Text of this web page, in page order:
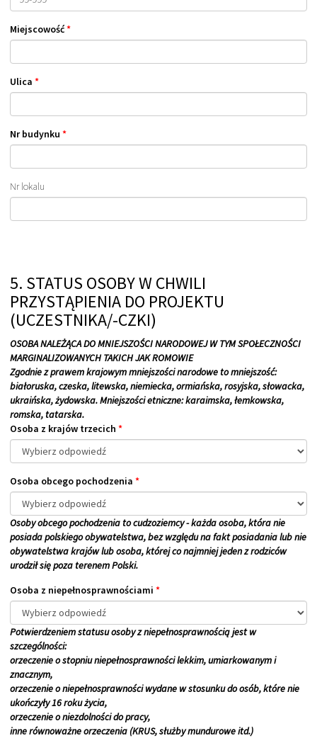
Miejscowość*
Ulica *
Nr budynku *
Nr lokalu
5. STATUS OSOBY W CHWILI
PRZYSTĄPIENIA DO PROJEKTU
(UCZESTNIKA/-CZKI)
OSOBA NALEŻĄCA DO MNIEJSZOŚCI NARODOWEJ W TYM SPOŁECZNOŚCI
MARGINALIZOWANYCH TAKICH JAK ROMOWIE
Zgodnie z prawem krajowym mniejszości narodowe to mniejszość:
białoruska, czeska, litewska, niemiecka, ormiańska, rosyjska, słowacka,
ukraińska, żydowska. Mniejszości etniczne: karaimska, łemkowska,
romska, tatarska.
Osoba z krajów trzecich *
Osoba obcego pochodzenia *
Osoby obcego pochodzenia to cudzoziemcy - każda osoba, która nie
posiada polskiego obywatelstwa, bez względu na fakt posiadania lub nie
obywatelstwa krajów lub osoba, której co najmniej jeden z rodziców
urodził się poza terenem Polski.
Osoba z niepełnosprawnościami *
Potwierdzeniem statusu osoby z niepełnosprawnością jest w
szczególności:
orzeczenie o stopniu niepełnosprawności lekkim, umiarkowanym i
znacznym,
orzeczenie o niepełnosprawności wydane w stosunku do osób, które nie
ukończyły 16 roku życia,
orzeczenie o niezdolności do pracy,
inne równoważne orzeczenia (KRUS, służby mundurowe itd.)